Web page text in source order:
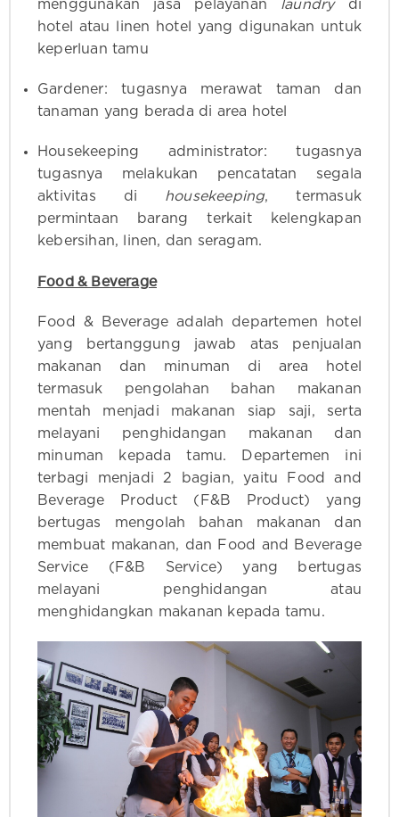
menggunakan jasa pelayanan laundrydi
hotel atau linen hotel yang digunakan untuk
keperluan tamu
Gardener: tugasnya merawat taman dan
tanaman yang berada di area hotel
Housekeeping administrator: tugasnya
tugasnya melakukan pencatatan segala
aktivitas di housekeeping, termasuk
permintaan barang terkait kelengkapan
kebersihan, linen, dan seragam.
Food & Beverage
Food & Beverage adalah departemen hotel
yang bertanggung jawab atas penjualan
makanan dan minuman di area hotel
termasuk pengolahan bahan makanan
mentah menjadi makanan siap saji, serta
melayani penghidangan makanan dan
minuman kepada tamu. Departemen ini
terbagi menjadi 2 bagian, yaitu Food and
Beverage Product (F&B Product) yang
bertugas mengolah bahan makanan dan
membuat makanan, dan Food and Beverage
Service (F&B Service) yang bertugas
melayani penghidangan atau
menghidangkan makanan kepada tamu.